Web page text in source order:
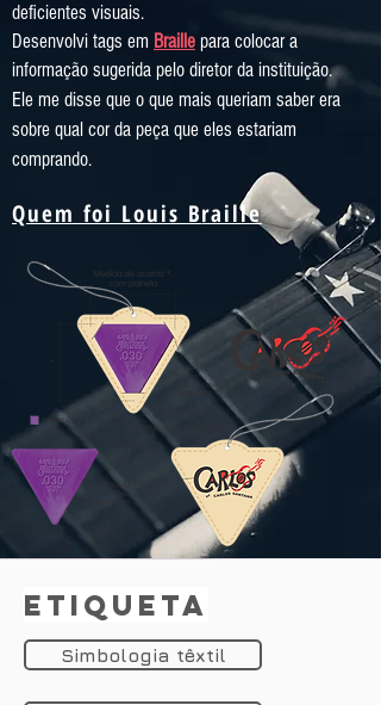
deficientes visuais.
Desenvolvi tags em Braille para colocar a
informação sugerida pelo diretor da instituição.
Ele me disse que o que mais queriam saber era
sobre qual cor da peça que eles estariam
comprando.
Quem foi Louis Braille
etiqueta
Simbologia têxtil